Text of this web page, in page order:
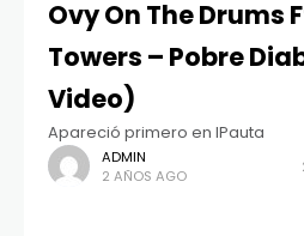
Ovy On The Drums
Towers – Pobre
Video)
Apareció primero en IPauta
ADMIN
2 AÑOS AGO